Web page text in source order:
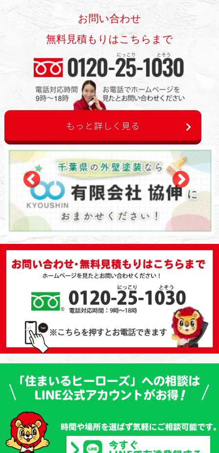
お問い合わせ
無料見積もりはこちらまで
もっと詳しく見る